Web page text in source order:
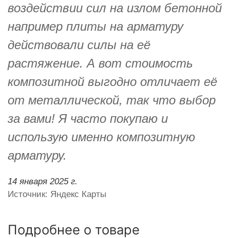
воздействии сил на излом бетонной
например плиты на арматуру
действовали силы на её
растяжение. А вот стоимость
композитной выгодно отличает её
от металлической, так что выбор
за вами! Я часто покупаю и
использую именно композитную
арматуру.
14 января 2025 г.
Источник: Яндекс Карты
Подробнее о товаре